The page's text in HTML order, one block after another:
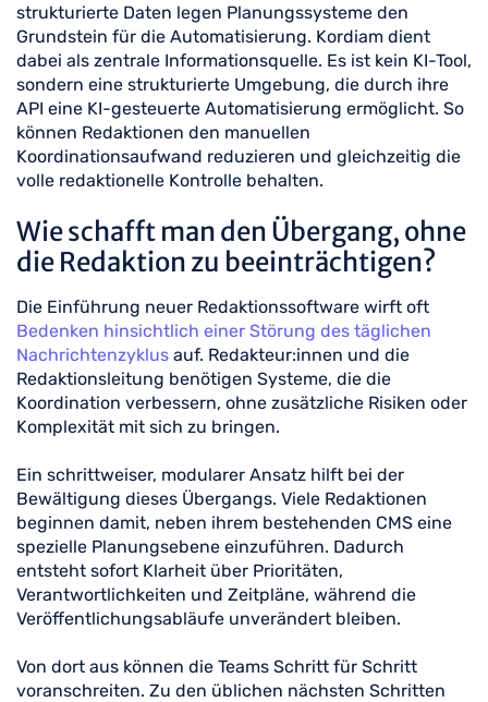
strukturierte Daten legen Planungssysteme den
Grundstein für die Automatisierung. Kordiam dient
dabei als zentrale Informationsquelle. Es ist kein KI-Tool,
sondern eine strukturierte Umgebung, die durch ihre
API eine KI-gesteuerte Automatisierung ermöglicht. So
können Redaktionen den manuellen
Koordinationsaufwand reduzieren und gleichzeitig die
volle redaktionelle Kontrolle behalten.
Wie schafft man den Übergang, ohne
die Redaktion zu beeinträchtigen?
Die Einführung neuer Redaktionssoftware wirft oft
Bedenken hinsichtlich einer Störung des täglichen
Nachrichtenzyklus auf. Redakteur:innen und die
Redaktionsleitung benötigen Systeme, die die
Koordination verbessern, ohne zusätzliche Risiken oder
Komplexität mit sich zu bringen.
Ein schrittweiser, modularer Ansatz hilft bei der
Bewältigung dieses Übergangs. Viele Redaktionen
beginnen damit, neben ihrem bestehenden CMS eine
spezielle Planungsebene einzuführen. Dadurch
entsteht sofort Klarheit über Prioritäten,
Verantwortlichkeiten und Zeitpläne, während die
Veröffentlichungsabläufe unverändert bleiben.
Von dort aus können die Teams Schritt für Schritt
voranschreiten. Zu den üblichen nächsten Schritten